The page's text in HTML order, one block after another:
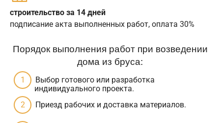
строительство за 14 дней
подписание акта выполненных работ, оплата 30%
Порядок выполнения работ при возведении
дома из бруса:
Выбор готового или разработка
индивидуального проекта.
Приезд рабочих и доставка материалов.